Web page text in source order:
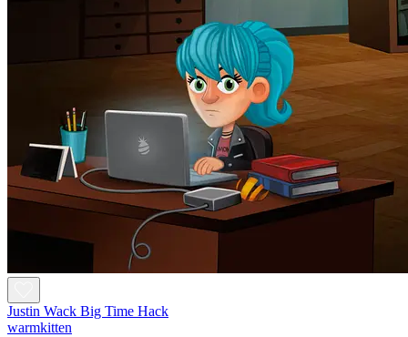
Justin Wack Big Time Hack
warmkitten